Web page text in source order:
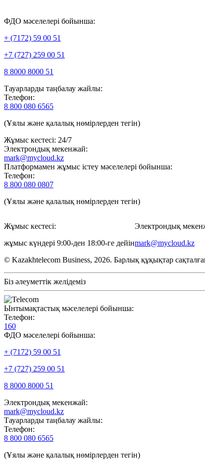
ФДО мәселелері бойынша:
+ (7172) 59 00 51
+7 (727) 259 00 51
8 8000 8000 51
Тауарларды таңбалау жайлы:
Телефон:
8 800 080 6565
(Ұялы және қалалық нөмірлерден тегін)
Жұмыс кестесі: 24/7
Электрондық мекенжай:
mark@mycloud.kz
Платформамен жұмыс істеу мәселелері бойынша:
Телефон:
8 800 080 0807
(Ұялы және қалалық нөмірлерден тегін)
Жұмыс кестесі:
жұмыс күндері 9:00-ден 18:00-ге дейін
Электрондық
mark@mycloud.kz
© Kazakhtelecom Business, 2026. Барлық құқықтар
Біз әлеуметтік желідеміз
Ынтымақтастық мәселелері бойынша:
Телефон:
160
ФДО мәселелері бойынша:
+ (7172) 59 00 51
+7 (727) 259 00 51
8 8000 8000 51
Электрондық мекенжай:
mark@mycloud.kz
Тауарларды таңбалау жайлы:
Телефон:
8 800 080 6565
(Ұялы және қалалық нөмірлерден тегін)